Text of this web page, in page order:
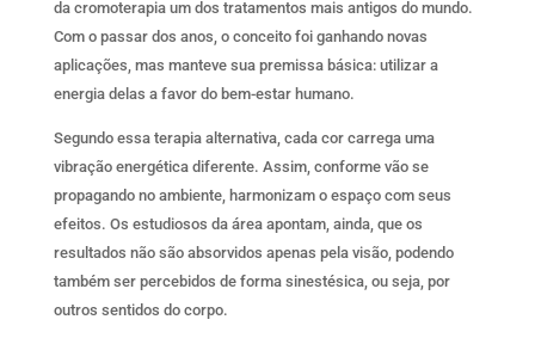
da cromoterapia um dos tratamentos mais antigos do mundo.
Com o passar dos anos, o conceito foi ganhando novas
aplicações, mas manteve sua premissa básica: utilizar a
energia delas a favor do bem-estar humano.
Segundo essa terapia alternativa, cada cor carrega uma
vibração energética diferente. Assim, conforme vão se
propagando no ambiente, harmonizam o espaço com seus
efeitos. Os estudiosos da área apontam, ainda, que os
resultados não são absorvidos apenas pela visão, podendo
também ser percebidos de forma sinestésica, ou seja, por
outros sentidos do corpo.